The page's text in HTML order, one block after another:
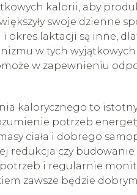
kalorii, aby
swoje dzienne
okres laktacji są inne,
w tych wyjątkowych
w zapewnieniu
kalorycznego to
potrzeb
ciała i dobrego
redukcja czy budowanie
i regularnie
zawsze będzie